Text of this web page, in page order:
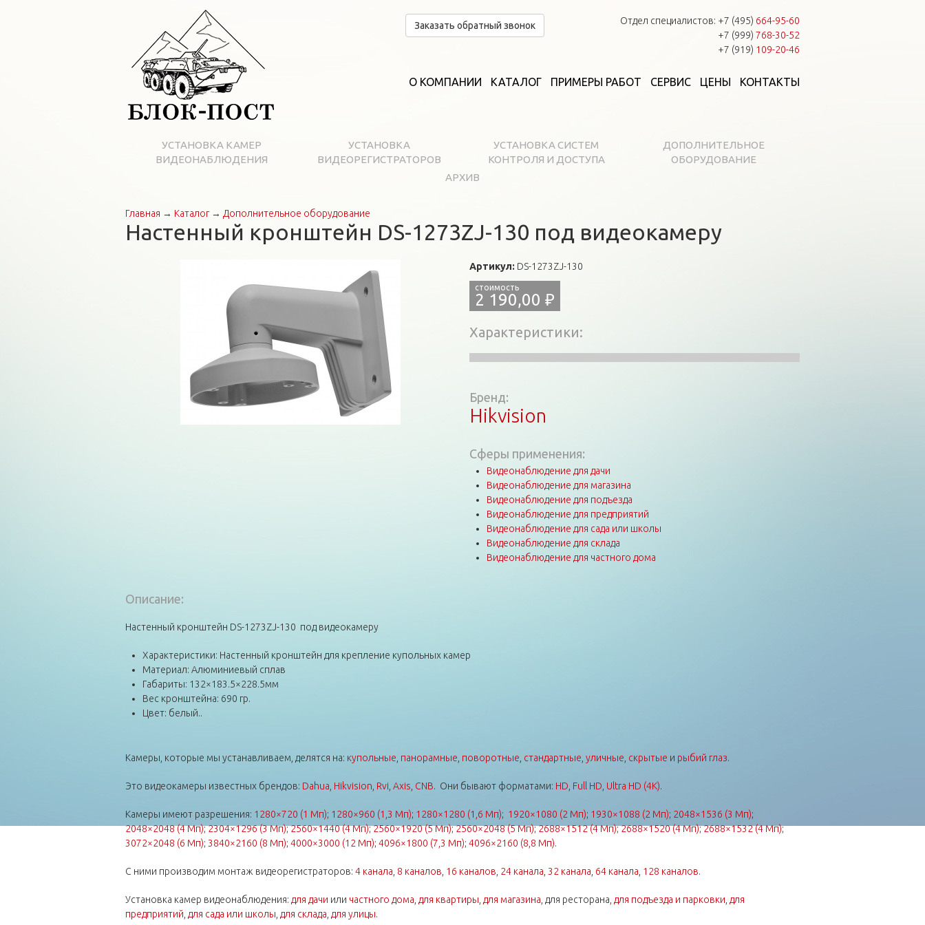
Заказать обратный звонок Отдел специалистов: +7 (495) 664-95-60
+7 (999) 768-30-52
+7 (919) 109-20-46
О КОМПАНИИ КАТАЛОГ ПРИМЕРЫ РАБОТ СЕРВИС ЦЕНЫ КОНТАКТЫ
УСТАНОВКА КАМЕР
ВИДЕОНАБЛЮДЕНИЯ
УСТАНОВКА
ВИДЕОРЕГИСТРАТОРОВ
УСТАНОВКА СИСТЕМ
КОНТРОЛЯ И ДОСТУПА
ДОПОЛНИТЕЛЬНОЕ
ОБОРУДОВАНИЕ
АРХИВ
Вы здесь
Главная → Каталог→ Дополнительное оборудование
Настенный кронштейн DS-1273ZJ-130 под видеокамеру
Артикул: DS-1273ZJ-130
2 190,00 ₽
Характеристики
Бренд:
Hikvision
Сферы применения:
Видеонаблюдение для дачи
Видеонаблюдение для магазина
Видеонаблюдение для подъезда
Видеонаблюдение для предприятий
Видеонаблюдение для сада или школы
Видеонаблюдение для склада
Видеонаблюдение для частного дома
Описание:
Настенный кронштейн DS-1273ZJ-130 под видеокамеру
Характеристики: Настенный кронштейн для крепление купольных камер
Материал: Алюминиевый сплав
Габариты: 132×183.5×228.5мм
Вес кронштейна: 690 гр.
Цвет: белый..
Камеры, которые мы устанавливаем, делятся на: купольные панорамные поворотные стандартные уличные скрытые и рыбий глаз.
Это видеокамеры известных брендов: Dahua Hikvision Rvi Axis CNB. Они бывают форматами: HD Full HD Ultra HD (4K).
Камеры имеют разрешения: 1280×720 (1 Мп); 1280×960 (1,3 Мп); 1280×1280 (1,6 Мп); 1920×1080 (2 Мп); 1930×1088 (2 Мп); 2048×1536 (3 Мп);
2048×2048 (4 Мп);2304×1296 (3 Мп);2560×1440 (4 Мп);2560×1920 (5 Мп);2560×2048 (5 Мп);2688×1512 (4 Мп);2688×1520 (4 Мп);2688×1532 (4 Мп);
3072×2048 (6 Мп); 3840×2160 (8 Мп); 4000×3000 (12 Мп); 4096×1800 (7,3 Мп); 4096×2160 (8,8 Мп).
С ними производим монтаж видеорегистраторов: 4 канала 8 каналов 16 каналов 24 канала 32 канала 64 канала 128 каналов.
Установка камер видеонаблюдения: для дачи или частного дома для квартиры для магазина , для ресторана, для подъезда и парковки для
предприятий для сада или школы для склада для улицы.